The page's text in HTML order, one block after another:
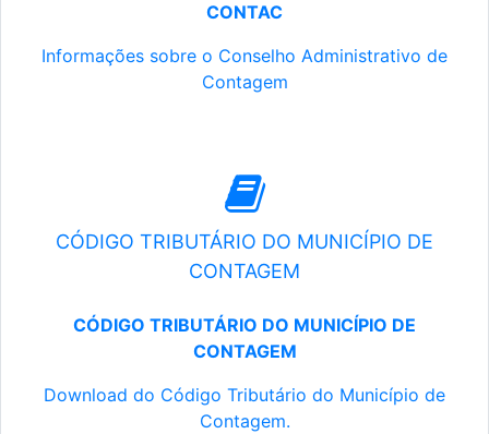
CONTAC
Informações sobre o Conselho Administrativo de
Contagem
CÓDIGO TRIBUTÁRIO DO MUNICÍPIO DE
CONTAGEM
CÓDIGO TRIBUTÁRIO DO MUNICÍPIO DE
CONTAGEM
Download do Código Tributário do Município de
Contagem.